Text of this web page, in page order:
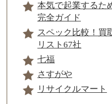
本気で起業するた
完全ガイド
スペック比較！買
リスト67社
七福
さすがや
リサイクルマート